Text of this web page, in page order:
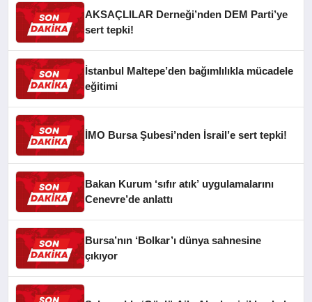
AKSAÇLILAR Derneği’nden DEM Parti’ye
sert tepki!
İstanbul Maltepe’den bağımlılıkla mücadele
eğitimi
İMO Bursa Şubesi’nden İsrail’e sert tepki!
Bakan Kurum ‘sıfır atık’ uygulamalarını
Cenevre’de anlattı
Bursa’nın ‘Bolkar’ı dünya sahnesine
çıkıyor